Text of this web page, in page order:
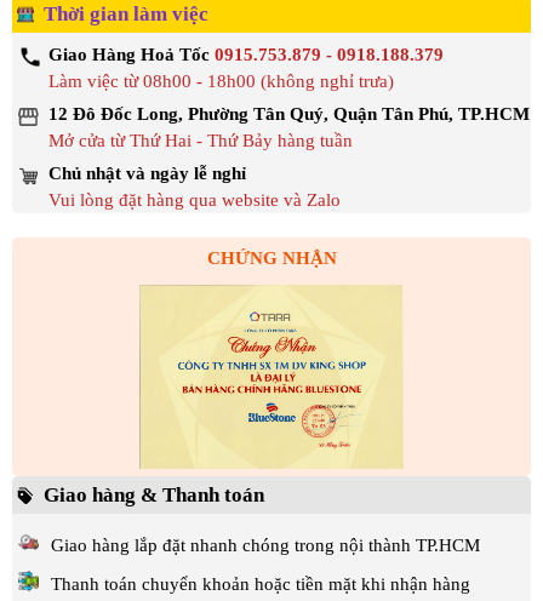
Thời gian làm việc
Giao Hàng Hoả Tốc 0915.753.879 - 0918.188.379
Làm việc từ 08h00 - 18h00 (không nghỉ trưa)
12 Đô Đốc Long, Phường Tân Quý, Quận Tân Phú, TP.HCM
Mở cửa từ Thứ Hai - Thứ Bảy hàng tuần
Chủ nhật và ngày lễ nghỉ
Vui lòng đặt hàng qua website và Zalo
CHỨNG NHẬN
Giao hàng & Thanh toán
Giao hàng lắp đặt nhanh chóng trong nội thành TP.HCM
Thanh toán chuyển khoản hoặc tiền mặt khi nhận hàng